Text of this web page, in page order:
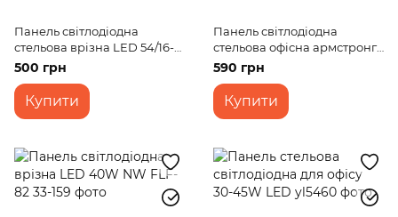
Панель світлодіодна
стельова врізна LED 54/16-
18W 90 pcs NW
500 грн
Купити
Панель світлодіодна
стельова офісна армстронг
LED FLF-82 В 36W CW
590 грн
Купити